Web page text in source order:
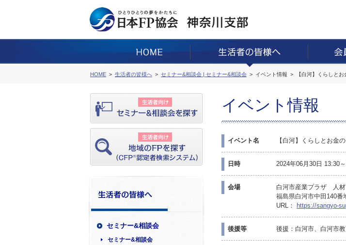
HOME 生活者の皆様へ セミナー&相談会 | セミナー&相談会 イベント情報 【白河】くらしと
セミナー&相談会
セミナー&相談会
イベント情報
イベント名 【白河】くらしとお金
日時 2024年06月30日 13:30
会場
白河市産業プラザ 人
福島県白河市中田140番
URL：
https://sangyo-
後援等 後援：白河市、白河市